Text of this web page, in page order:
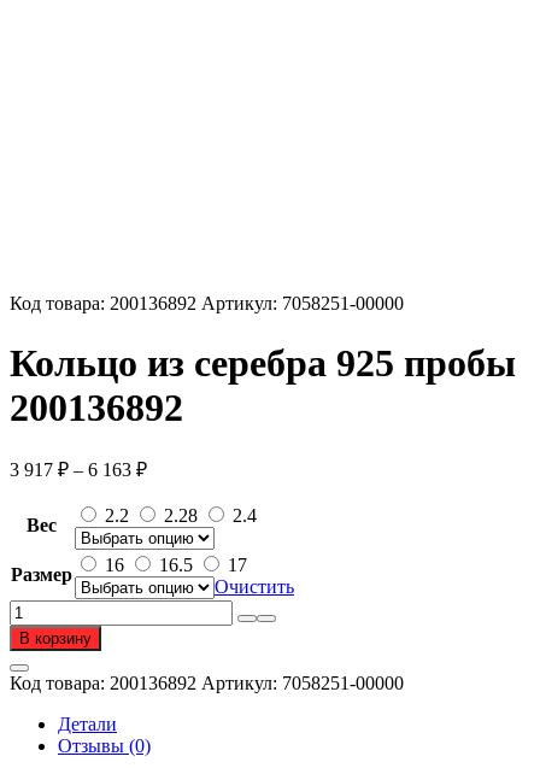
Код товара: 200136892 Артикул: 7058251-00000
Кольцо из серебра 925 пробы
200136892
3 917 ₽ – 6 163 ₽Диапазон
3
917 ₽
–
6
163 ₽
Вес 2.2 2.28 2.4
Размер 16 16.5
17
Очистить
Количество
товара
Кольцо
из
серебра
пробы
В корзину
Код товара: 200136892 Артикул: 7058251-00000
Детали
Отзывы (0)